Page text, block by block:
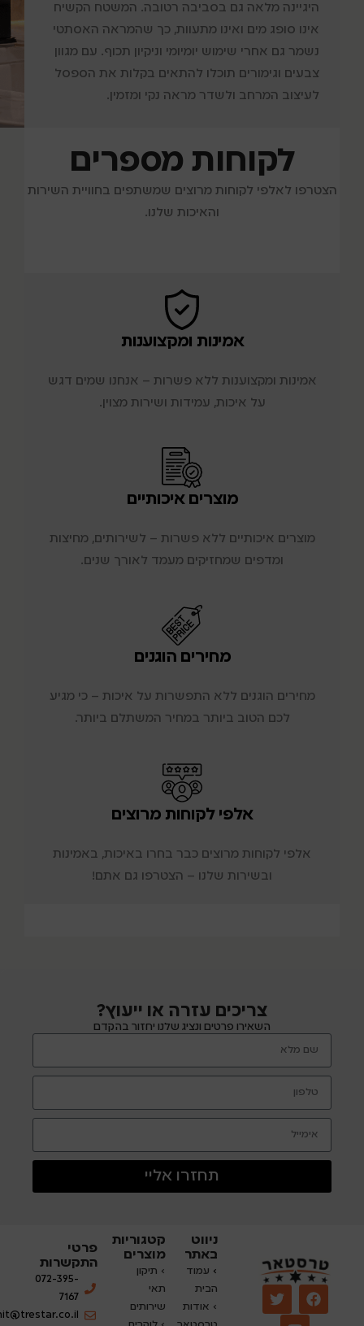
היגיינה מלאה גם בסביבה רטובה. המשטח הקשיח
אינו סופג מים ואינו מתעוות, כך שהמראה האסתטי
נשמר גם אחרי שימוש יומיומי וניקיון תכוף. עם מגוון
צבעים וגימורים תוכלו להתאים בקלות את הספסל
לעיצוב המרחב ולשדר מראה נקי ומזמין.
לקוחות מספרים
הצטרפו לאלפי לקוחות מרוצים שמשתפים בחוויית השירות
והאיכות שלנו.
אמינות ומקצוענות
אמינות ומקצוענות ללא פשרות – אנחנו שמים דגש
על איכות, עמידות ושירות מצוין.
מוצרים איכותיים
מוצרים איכותיים ללא פשרות – לשירותים, מחיצות
ומדפים שמחזיקים מעמד לאורך שנים.
מחירים הוגנים
מחירים הוגנים ללא התפשרות על איכות – כי מגיע
לכם הטוב ביותר במחיר המשתלם ביותר.
אלפי לקוחות מרוצים
אלפי לקוחות מרוצים כבר בחרו באיכות, באמינות
ובשירות שלנו – הצטרפו גם אתם!
צריכים עזרה או ייעוץ?
השאירו פרטים ונציג שלנו יחזור בהקדם
תחזרו אליי
ניווט
באתר
› עמוד
הבית
› אודות
קטגוריות
מוצרים
› תיקון
תאי
שירותים
פרטי
התקשרות
072-395-
7167